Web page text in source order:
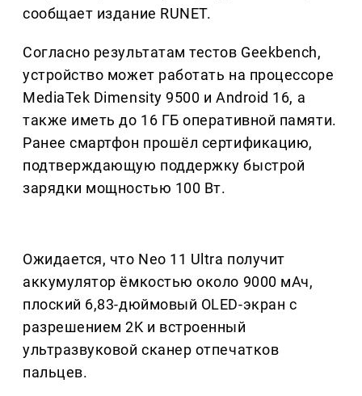
сообщает издание RUNET.
Согласно результатам тестов Geekbench,
устройство может работать на процессоре
MediaTek Dimensity 9500 и Android 16, а
также иметь до 16 ГБ оперативной памяти.
Ранее смартфон прошёл сертификацию,
подтверждающую поддержку быстрой
зарядки мощностью 100 Вт.
Ожидается, что Neo 11 Ultra получит
аккумулятор ёмкостью около 9000 мАч,
плоский 6,83-дюймовый OLED-экран с
разрешением 2K и встроенный
ультразвуковой сканер отпечатков
пальцев.